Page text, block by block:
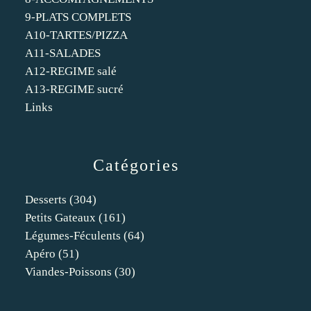
Catégories
Desserts (304)
Petits Gateaux (161)
Légumes-Féculents (64)
Apéro (51)
Viandes-Poissons (30)
9-PLATS COMPLETS
A10-TARTES/PIZZA
A11-SALADES
A12-REGIME salé
A13-REGIME sucré
Links